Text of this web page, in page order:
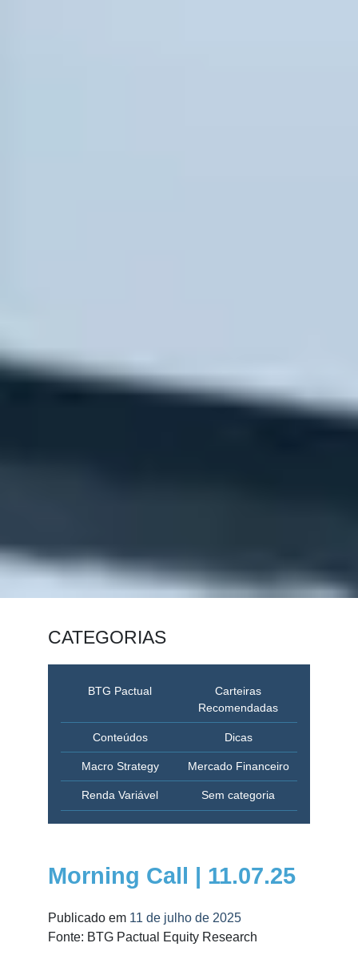
CATEGORIAS
BTG Pactual
Carteiras
Recomendadas
Conteúdos Dicas
Macro Strategy Mercado Financeiro
Renda Variável Sem categoria
Morning Call | 11.07.25
Publicado em 11 de julho de 2025
Fonte: BTG Pactual Equity Research